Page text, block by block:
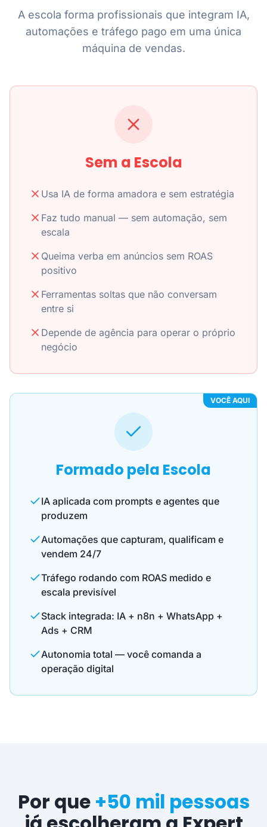
A escola forma profissionais que integram IA,
automações e tráfego pago em uma única
máquina de vendas.
Sem a Escola
Usa IA de forma amadora e sem estratégia
Faz tudo manual — sem automação, sem
escala
Queima verba em anúncios sem ROAS
positivo
Ferramentas soltas que não conversam
entre si
Depende de agência para operar o próprio
negócio
VOCÊ AQUI
Formado pela Escola
IA aplicada com prompts e agentes que
produzem
Automações que capturam, qualificam e
vendem 24/7
Tráfego rodando com ROAS medido e
escala previsível
Stack integrada: IA + n8n + WhatsApp +
Ads + CRM
Autonomia total — você comanda a
operação digital
Por que +50 mil pessoas